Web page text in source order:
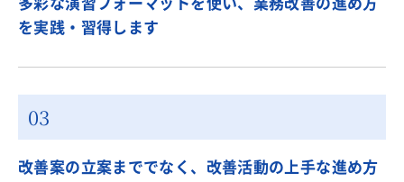
を実践・習得します
改善案の立案まででなく、改善活動の上手な進め方